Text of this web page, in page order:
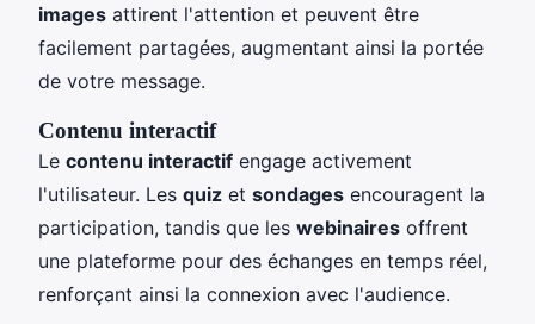
images attirent l'attention et peuvent être
facilement partagées, augmentant ainsi la portée
de votre message.
Contenu interactif
Le contenu interactif engage activement
l'utilisateur. Les quiz et sondages encouragent la
participation, tandis que les webinaires offrent
une plateforme pour des échanges en temps réel,
renforçant ainsi la connexion avec l'audience.